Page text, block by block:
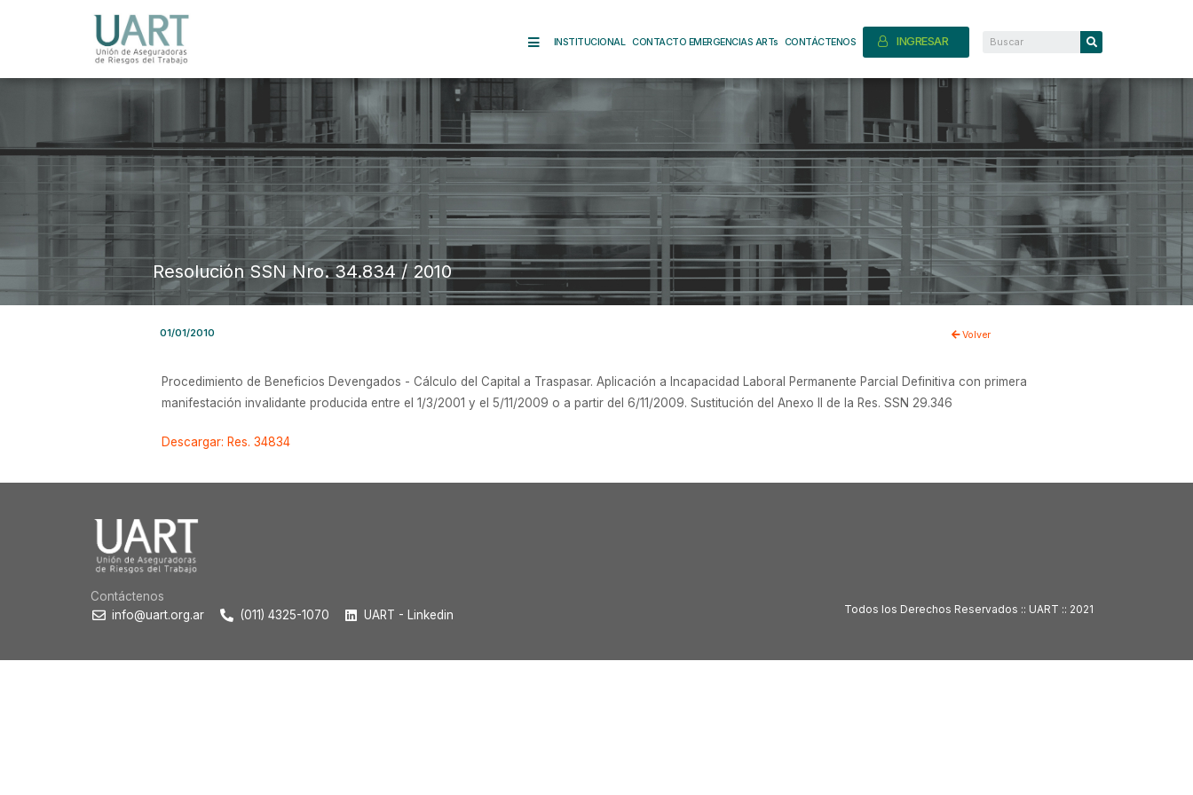
INSTITUCIONAL CONTACTO EMERGENCIAS ARTs CONTÁCTENOS INGRESAR
Resolución SSN Nro. 34.834 / 2010
01/01/2010 Volver
Procedimiento de Beneficios Devengados - Cálculo del Capital a Traspasar. Aplicación a Incapacidad Laboral Permanente Parcial Definitiva con primera
manifestación invalidante producida entre el 1/3/2001 y el 5/11/2009 o a partir del 6/11/2009. Sustitución del Anexo II de la Res. SSN 29.346
Descargar: Res. 34834
Contáctenos
info@uart.org.ar
(011) 4325-1070 UART - Linkedin Todos los Derechos Reservados :: UART :: 2021